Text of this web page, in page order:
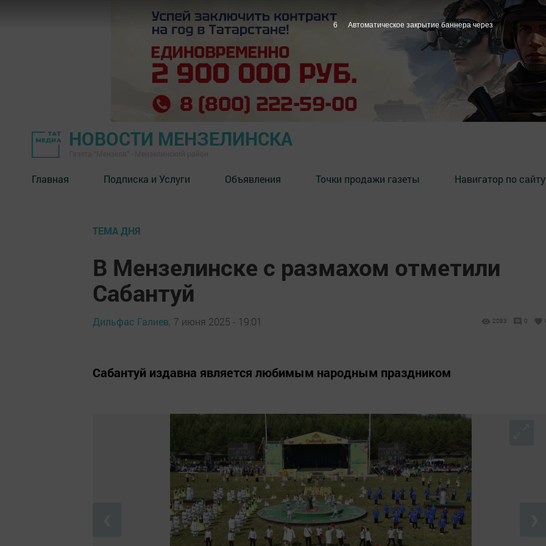
НОВОСТИ МЕНЗЕЛИНСКА
Главная Подписка и Услуги Объявления Точки продажи газеты Навигатор по сайту
ТЕМА ДНЯ
В Мензелинске с размахом отметили
Сабантуй
Дильфас Галиев, 7 июня 2025 - 19:01 2083 0
Сабантуй издавна является любимым народным праздником
5 Автоматическое закрытие баннера через